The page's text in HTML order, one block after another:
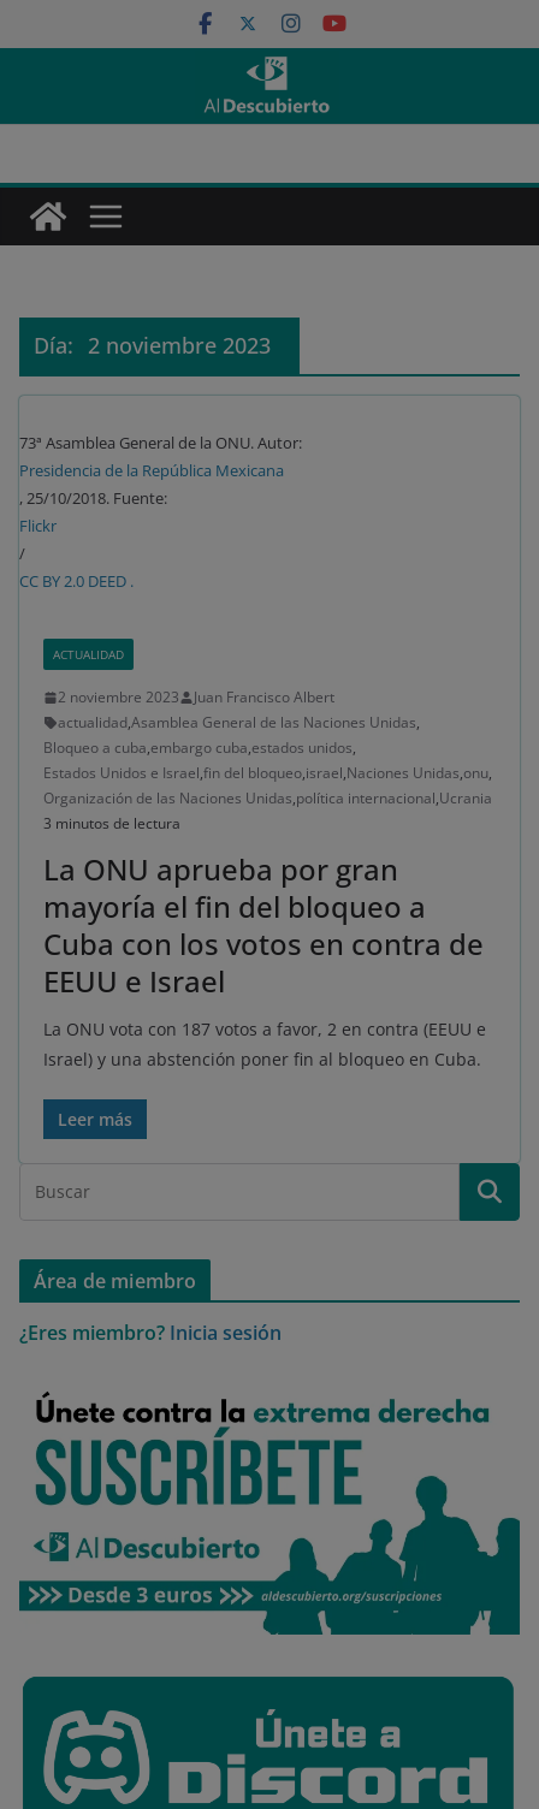
al
Día: 2 noviembre 2023
73ª Asamblea General de la ONU. Autor:
Presidencia de la República Mexicana
, 25/10/2018. Fuente:
Flickr
/
CC BY 2.0 DEED .
ACTUALIDAD
2 noviembre 2023
Juan Francisco Albert
actualidad,Asamblea General de las Naciones Unidas,
Bloqueo a cuba,embargo cuba,estados unidos,
Estados Unidos e Israel,fin del bloqueo,israel,Naciones Unidas,onu,
Organización de las Naciones Unidas,política internacional,Ucrania
3 minutos de lectura
La ONU aprueba por gran
mayoría el fin del bloqueo a
Cuba con los votos en contra de
EEUU e Israel
La ONU vota con 187 votos a favor, 2 en contra (EEUU e
Israel) y una abstención poner fin al bloqueo en Cuba.
Leer más
Área de miembro
¿Eres miembro? Inicia sesión